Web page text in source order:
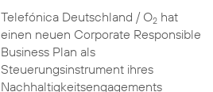
Telefónica Deutschland / O2hat
einen neuen Corporate Responsible
Business Plan als
Steuerungsinstrument ihres
Nachhaltigkeitsengagements